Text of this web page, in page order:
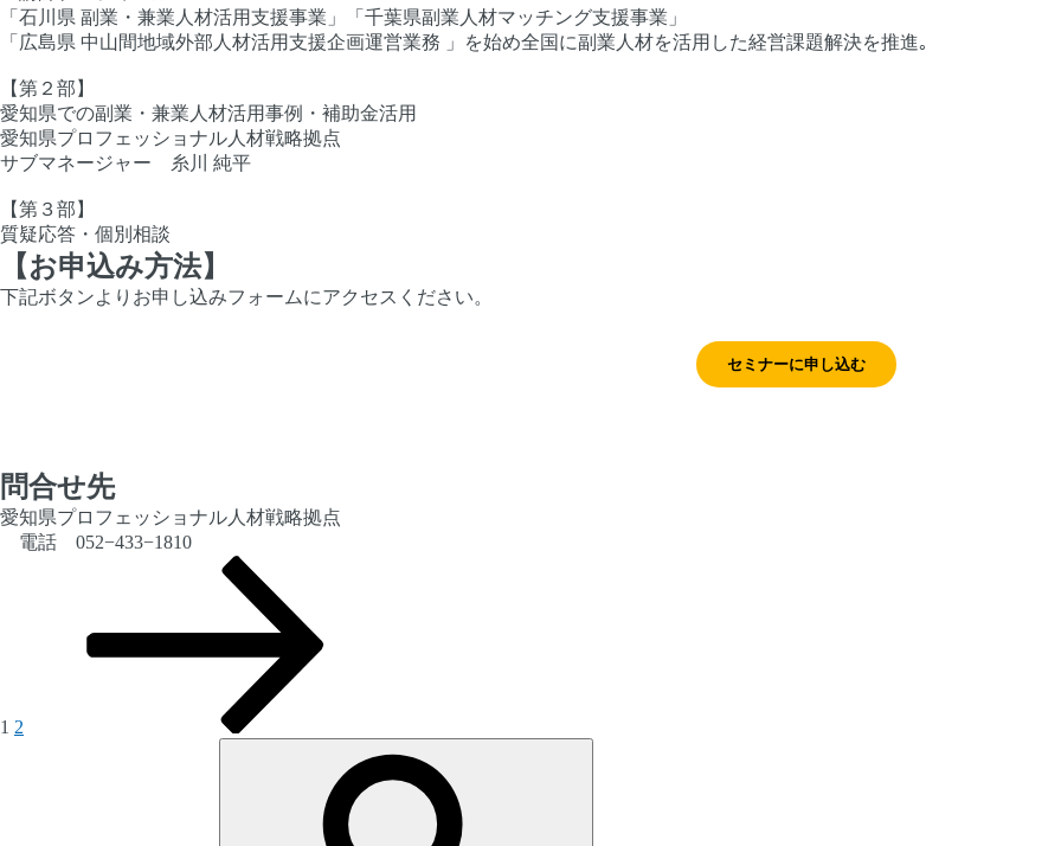
「石川県 副業・兼業人材活用支援事業」「千葉県副業人材マッチング支援事業」
「広島県 中山間地域外部人材活用支援企画運営業務 」を始め全国に副業人材を活用した経営課題解決を推進｡
【第２部】
愛知県での副業・兼業人材活用事例・補助金活用
愛知県プロフェッショナル人材戦略拠点
サブマネージャー 糸川 純平
【第３部】
質疑応答・個別相談
【お申込み方法】
下記ボタンよりお申し込みフォームにアクセスください。
セミナーに申し込む
問合せ先
愛知県プロフェッショナル人材戦略拠点
電話 052−433−1810
ー
1 2